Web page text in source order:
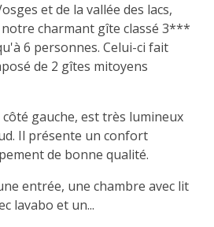
et de la vallée des lacs,
charmant gîte classé 3***
6 personnes. Celui-ci fait
de 2 gîtes mitoyens
côté gauche, est très lumineux
Il présente un confort
de bonne qualité.
entrée, une chambre avec lit
lavabo et un...